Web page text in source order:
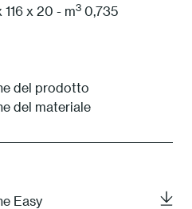
x 20 - m3 0,735
del prodotto
del materiale
Easy